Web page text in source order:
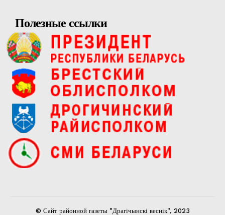
Полезные ссылки
© Сайт районной газеты "Драгічынскі веснік", 2023